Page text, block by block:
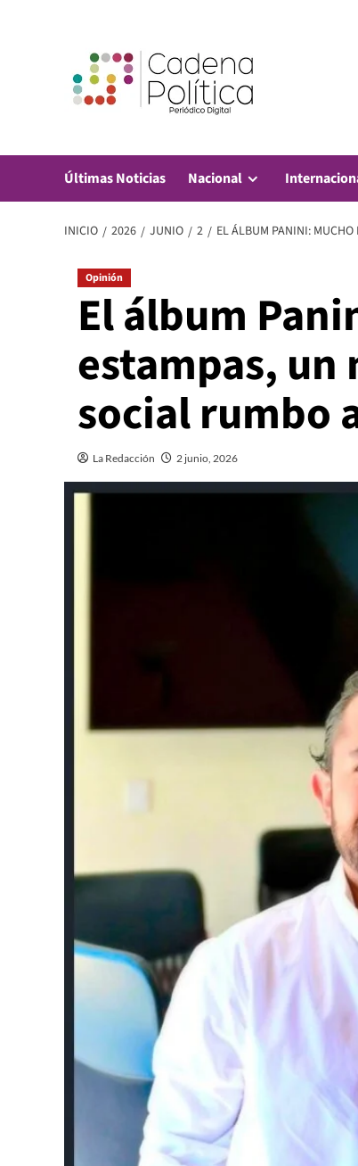
Últimas Noticias Nacional
INICIO 2026 JUNIO 2 EL ÁLBUM PANINI:
Opinión
El álbum
estampas,
social rumbo
La Redacción 2 junio, 2026